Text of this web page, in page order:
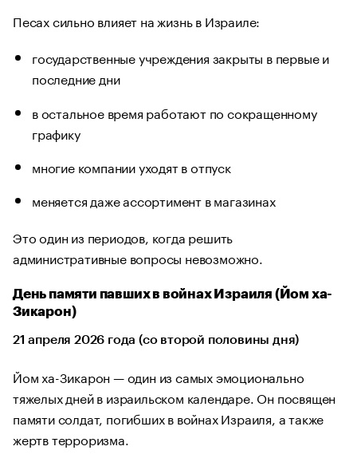
Песах сильно влияет на жизнь в Израиле:
государственные учреждения закрыты в первые и
последние дни
в остальное время работают по сокращенному
графику
многие компании уходят в отпуск
меняется даже ассортимент в магазинах
Это один из периодов, когда решить
административные вопросы невозможно.
День памяти павших в войнах Израиля (Йом ха-
Зикарон)
21 апреля 2026 года (со второй половины дня)
Йом ха-Зикарон — один из самых эмоционально
тяжелых дней в израильском календаре. Он посвящен
памяти солдат, погибших в войнах Израиля, а также
жертв терроризма.